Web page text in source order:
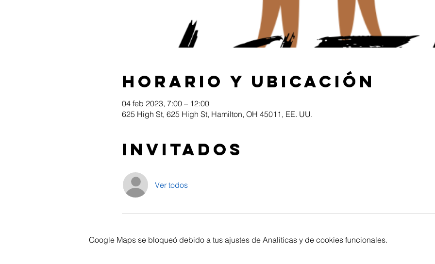
Horario y ubicación
04 feb 2023, 7:00 – 12:00
625 High St, 625 High St, Hamilton, OH 45011, EE. UU.
Invitados
Ver todos
Google Maps se bloqueó debido a tus ajustes de Analíticas y de cookies funcionales.